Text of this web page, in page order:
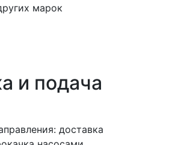
марок
и подача
доставка